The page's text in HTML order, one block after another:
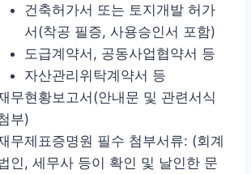
건축허가서 또는 토지개발 허가
서(착공 필증, 사용승인서 포함)
도급계약서, 공동사업협약서 등
자산관리위탁계약서 등
무현황보고서(안내문 및 관련서식
부)
무제표증명원 필수 첨부서류: (회계
인, 세무사 등이 확인 및 날인한 문